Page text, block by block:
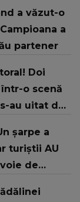
a văzut-o
a
partener
Doi
o scenă
au uitat de
şarpe a
turiştii AU
de